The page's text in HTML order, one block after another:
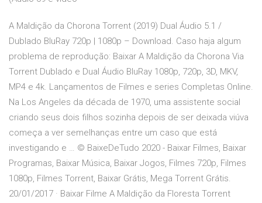
A Maldição da Chorona Torrent (2019) Dual Áudio 5.1 /
Dublado BluRay 720p | 1080p – Download. Caso haja algum
problema de reprodução: Baixar A Maldição da Chorona Via
Torrent Dublado e Dual Áudio BluRay 1080p, 720p, 3D, MKV,
MP4 e 4k. Lançamentos de Filmes e series Completas Online.
Na Los Angeles da década de 1970, uma assistente social
criando seus dois filhos sozinha depois de ser deixada viúva
começa a ver semelhanças entre um caso que está
investigando e … © BaixeDeTudo 2020 - Baixar Filmes, Baixar
Programas, Baixar Música, Baixar Jogos, Filmes 720p, Filmes
1080p, Filmes Torrent, Baixar Grátis, Mega Torrent Grátis.
20/01/2017 · Baixar Filme A Maldição da Floresta Torrent